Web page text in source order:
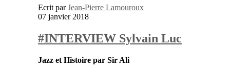
Ecrit parJean-Pierre Lamouroux
07 janvier 2018
#INTERVIEW Sylvain Luc
Jazz et Histoire par Sir Ali